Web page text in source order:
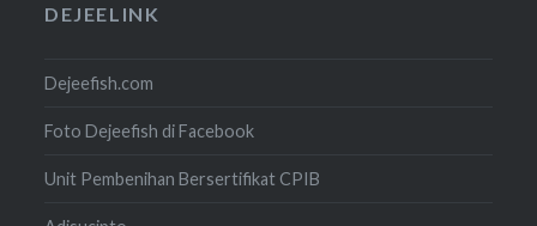
DEJEELINK
Dejeefish.com
Foto Dejeefish di Facebook
Unit Pembenihan Bersertifikat CPIB